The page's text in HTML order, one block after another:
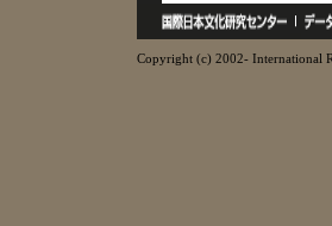
Copyright (c) 2002- International